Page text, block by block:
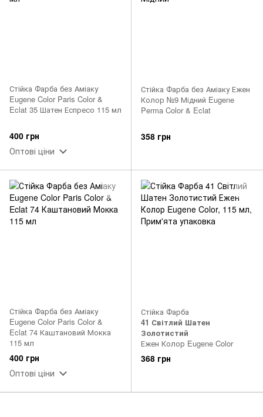
Стійка Фарба без Аміаку
Eugene Color Paris Color &
Eclat 35 Шатен Еспресо 115 мл
400 грн
Оптові ціни
Стійка Фарба без Аміаку Ежен
Колор №9 Мідний Eugene
Perma Color & Eclat
358 грн
Стійка Фарба без Аміаку
Eugene Color Paris Color &
Eclat 74 Каштановий Мокка
115 мл
400 грн
Оптові ціни
Стійка Фарба
41 Світлий Шатен
Золотистий
Ежен Колор Eugene Color
368 грн